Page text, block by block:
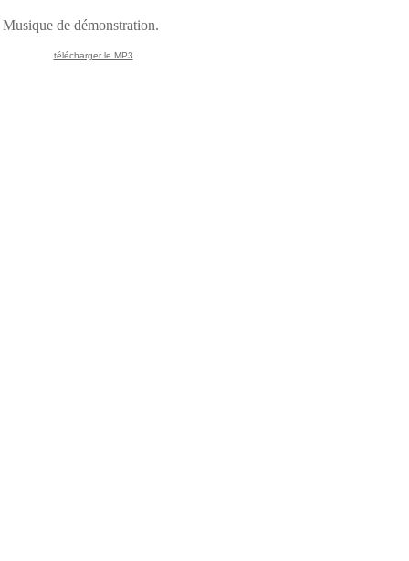
Musique de démonstration.
télécharger le MP3